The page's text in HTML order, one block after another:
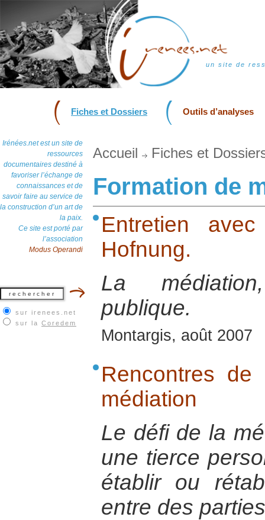
un site de
Fiches et Dossiers Outils d’analyses
Irénées.net est un site de
ressources
documentaires destiné à
favoriser l’échange de
connaissances et de
savoir faire au service de
la construction d’un art de
la paix.
Ce site est porté par
l’association
Modus Operandi
sur irenees.net
sur la Coredem
Accueil Fiches et
Formation de
Entretien
Hofnung.
La
publique.
Montargis, août 2007
Rencontres
médiation
Le défi de la
une tierce
établir ou
entre des